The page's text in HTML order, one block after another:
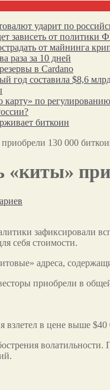
ударит по
зависеть от политики
от майнинга
раза за 10 дней
в Cardano
год составила $8,6
по
биткоин
130 000
«киты»
зафиксировали
себя стоимости.
адреса,
приобрели в
в цене выше $40